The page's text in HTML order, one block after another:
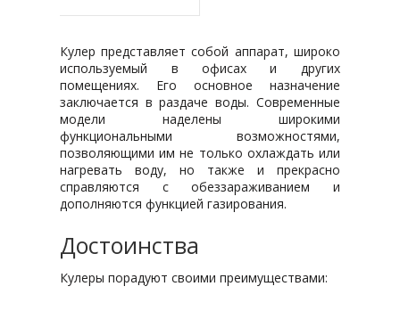
Кулер представляет собой аппарат, широко
используемый в офисах и других
помещениях. Его основное назначение
заключается в раздаче воды. Современные
модели наделены широкими
функциональными возможностями,
позволяющими им не только охлаждать или
нагревать воду, но также и прекрасно
справляются с обеззараживанием и
дополняются функцией газирования.
Достоинства
Кулеры порадуют своими преимуществами: